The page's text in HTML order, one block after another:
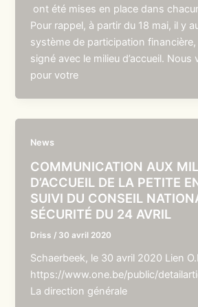
ont été mises en place dans
Pour rappel, à partir du 18 mai, il y
système de participation
signé avec le milieu d’accueil.
pour votre
News
COMMUNICATION AUX
D’ACCUEIL DE LA PETITE
SUIVI DU CONSEIL
SÉCURITÉ DU 24 AVRIL
Driss / 30 avril 2020
Schaerbeek, le 30 avril 2020 Lien
https://www.one.be/public/
La direction générale